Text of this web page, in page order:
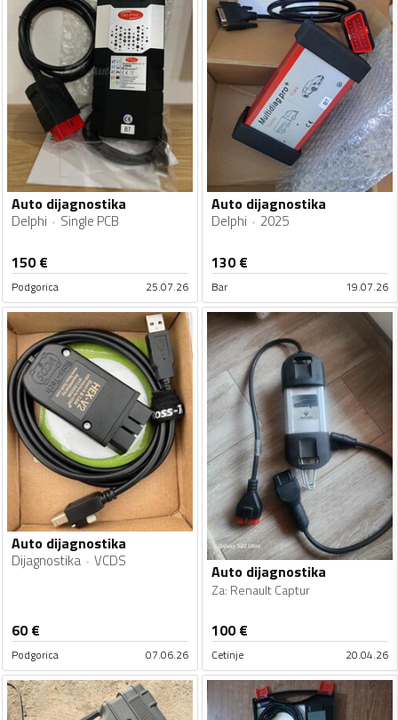
Auto dijagnostika
Delphi Single PCB
150€
Podgorica 25.07.26
Auto dijagnostika
Delphi 2025
130€
Bar 19.07.26
Auto dijagnostika
Dijagnostika VCDS
60€
Podgorica 07.06.26
Auto dijagnostika
Za: Renault Captur
100€
Cetinje 20.04.26